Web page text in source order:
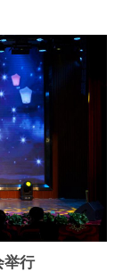
举行